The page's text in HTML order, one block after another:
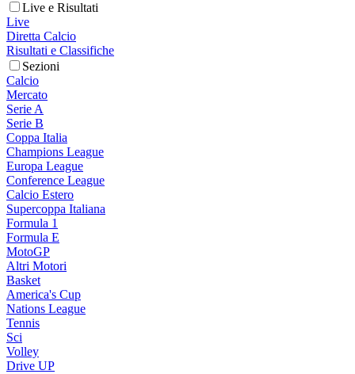
Live e Risultati
Live
Diretta Calcio
Risultati e Classifiche
Sezioni
Calcio
Mercato
Serie A
Serie B
Coppa Italia
Champions League
Europa League
Conference League
Calcio Estero
Supercoppa Italiana
Formula 1
Formula E
MotoGP
Altri Motori
Basket
America's Cup
Nations League
Tennis
Sci
Volley
Drive UP